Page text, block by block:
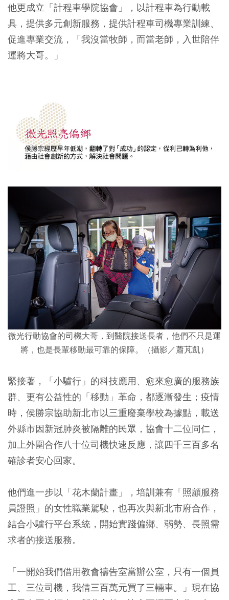
他更成立「計程車學院協會」，以計程車為行動載
具，提供多元創新服務，提供計程車司機專業訓練、
促進專業交流，「我沒當牧師，而當老師，入世陪伴
運將大哥。」
微光行動協會的司機大哥，到醫院接送長者，他們不只是運
將，也是長輩移動最可靠的保障。
（攝影／蕭芃凱）
緊接著，「小驢行」的科技應用、愈來愈廣的服務族
群、更有公益性的「移動」革命，都逐漸發生；疫情
時，侯勝宗協助新北市以三重廢棄學校為據點，載送
外縣市因新冠肺炎被隔離的民眾，協會十二位同仁，
加上外圍合作八十位司機快速反應，讓四千三百多名
確診者安心回家。
他們進一步以「花木蘭計畫」，培訓兼有「照顧服務
員證照」的女性職業駕駛，也再次與新北市府合作，
結合小驢行平台系統，開始實踐偏鄉、弱勢、長照需
求者的接送服務。
「一開始我們借用教會禱告室當辦公室，只有一個員
工、三位司機，我借三百萬元買了三輛車。」現在協